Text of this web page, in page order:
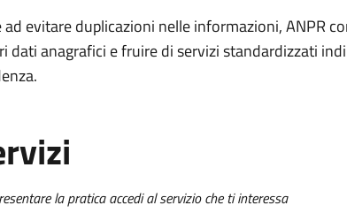
ad evitare duplicazioni nelle informazioni, ANPR
dati anagrafici e fruire di servizi standardizzati
la pratica accedi al servizio che ti interessa